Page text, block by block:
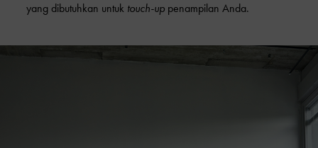
yang dibutuhkan untuk touch-up penampilan Anda.